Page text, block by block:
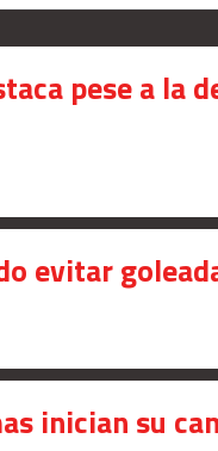
pese a la
evitar
inician su